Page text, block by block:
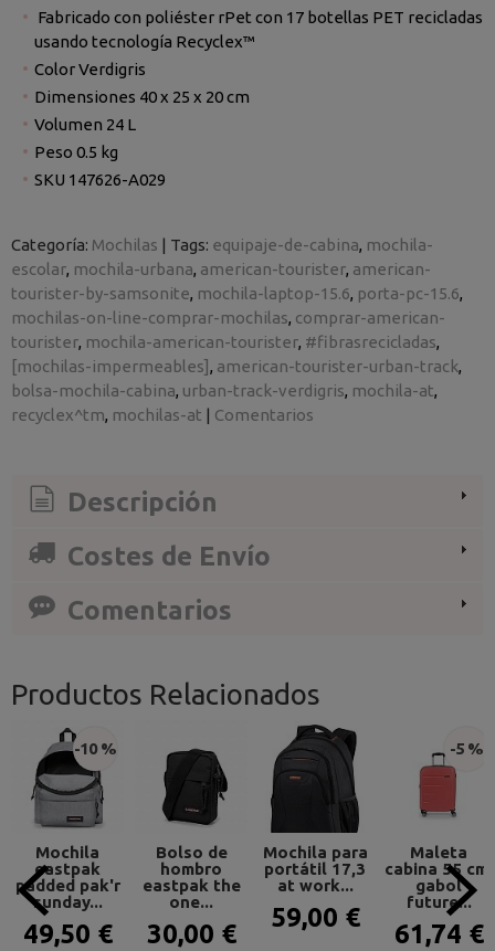
usando tecnología Recyclex™
Color Verdigris
Dimensiones 40 x 25 x 20 cm
Volumen 24 L
Peso 0.5 kg
SKU 147626-A029
Categoría: Mochilas | Tags: equipaje-de-cabina mochila-
escolar mochila-urbana american-tourister american-
tourister-by-samsonite mochila-laptop-15.6 porta-pc-15.6
mochilas-on-line-comprar-mochilas comprar-american-
tourister mochila-american-tourister #fibrasrecicladas
[mochilas-impermeables] american-tourister-urban-track
bolsa-mochila-cabina urban-track-verdigris mochila-at
recyclex^tm mochilas-at | Comentarios
Descripción
Costes de Envío
Comentarios
Productos Relacionados
-10 %
Mochila
eastpak
padded pak'r
sunday...
49,50 €
Bolso de
hombro
eastpak the
one...
30,00 €
Mochila para
portátil 17,3
at work...
59,00 €
-5 %
Maleta
cabina 55 cm.
gabol
future...
61,74 €